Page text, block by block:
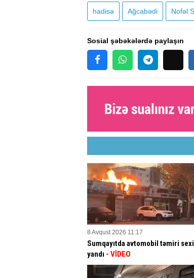
hadisə Ağcabədi Nofəl
Sosial şəbəkələrdə paylaşın
8 Avqust 2026 11:17
Sumqayıtda avtomobil təmiri sexi
yandı - VİDEO